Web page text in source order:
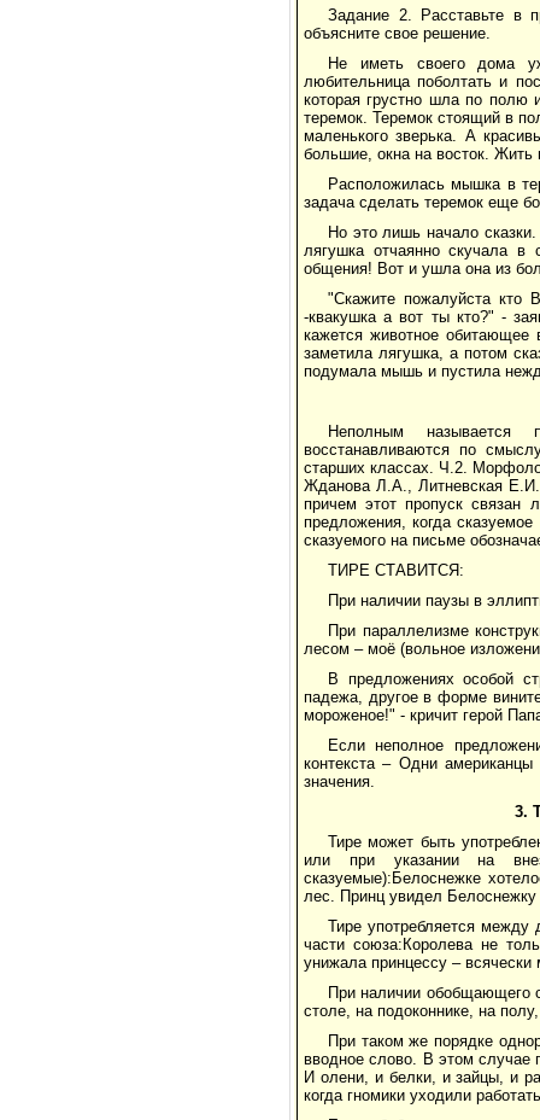
Задание 2. Расставьте в
объясните свое решение.
Не иметь своего дома
любительница поболтать и
которая грустно шла по полю
теремок. Теремок стоящий в
маленького зверька. А
большие, окна на восток. Жить
Расположилась мышка в
задача сделать теремок еще
Но это лишь начало
лягушка отчаянно скучала в
общения! Вот и ушла она из
"Скажите пожалуйста кто
-квакушка а вот ты кто?" -
кажется животное
заметила лягушка, а потом
подумала мышь и пустила
Неполным называется
восстанавливаются по
старших классах. Ч.2.
Жданова Л.А., Литневская Е.И.
причем этот пропуск связан
предложения, когда
сказуемого на письме
ТИРЕ СТАВИТСЯ:
При наличии паузы в
При параллелизме
лесом – моё (вольное
В предложениях особой
падежа, другое в форме
мороженое!" - кричит герой
Если неполное
контекста – Одни
значения.
3.
Тире может быть
или при указании на
сказуемые):Белоснежке
лес. Принц увидел
Тире употребляется
части союза:Королева не
унижала принцессу – всячески
При наличии обобщающего
столе, на подоконнике, на
При таком же порядке
вводное слово. В этом
И олени, и белки, и зайцы, и
когда гномики уходили